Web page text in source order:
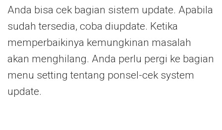
Anda bisa cek bagian sistem update. Apabila
sudah tersedia, coba diupdate. Ketika
memperbaikinya kemungkinan masalah
akan menghilang. Anda perlu pergi ke bagian
menu setting tentang ponsel-cek system
update.